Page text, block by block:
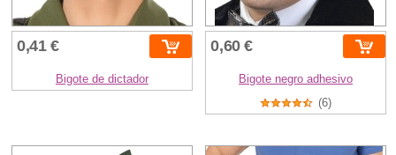
0,41 €
Bigote de dictador
0,60 €
Bigote negro adhesivo
(6)